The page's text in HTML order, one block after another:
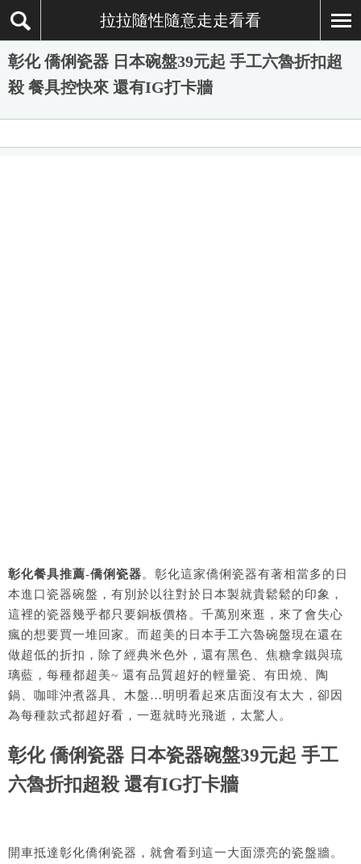
拉拉隨性隨意走走看看
彰化 僑俐瓷器 日本碗盤39元起 手工六魯折扣超
殺 餐具控快來 還有IG打卡牆
彰化餐具推薦-僑俐瓷器。彰化這家僑俐瓷器有著相當多的日
本進口瓷器碗盤，有別於以往對於日本製就貴鬆鬆的印象，
這裡的瓷器幾乎都只要銅板價格。千萬別來逛，來了會失心
瘋的想要買一堆回家。而超美的日本手工六魯碗盤現在還在
做超低的折扣，除了經典米色外，還有黑色、焦糖拿鐵與琉
璃藍，每種都超美~ 還有品質超好的輕量瓷、有田燒、陶
鍋、咖啡沖煮器具、木盤…明明看起來店面沒有太大，卻因
為每種款式都超好看，一逛就時光飛逝，太驚人。
彰化 僑俐瓷器 日本瓷器碗盤39元起 手工
六魯折扣超殺 還有IG打卡牆
開車抵達彰化僑俐瓷器，就會看到這一大面漂亮的瓷盤牆。